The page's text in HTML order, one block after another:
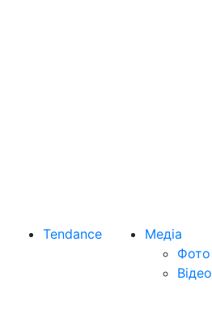
Tendance
Медіа
Фото
Відео